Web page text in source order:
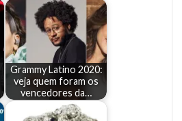
Grammy Latino 2020:
veja quem foram os
vencedores da…